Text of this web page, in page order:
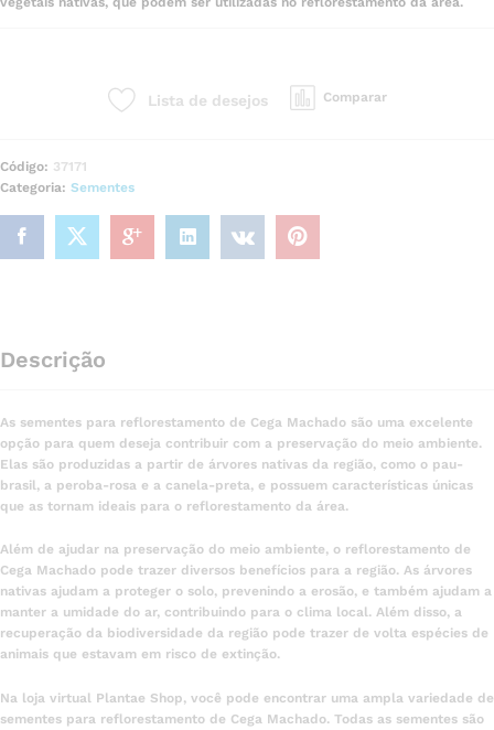
Lista de desejos Comparar
Código: 37171
Categoria: Sementes
Descrição
As sementes para reflorestamento de Cega Machado são uma excelente
opção para quem deseja contribuir com a preservação do meio ambiente.
Elas são produzidas a partir de árvores nativas da região, como o pau-
brasil, a peroba-rosa e a canela-preta, e possuem características únicas
que as tornam ideais para o reflorestamento da área.
Além de ajudar na preservação do meio ambiente, o reflorestamento de
Cega Machado pode trazer diversos benefícios para a região. As árvores
nativas ajudam a proteger o solo, prevenindo a erosão, e também ajudam a
manter a umidade do ar, contribuindo para o clima local. Além disso, a
recuperação da biodiversidade da região pode trazer de volta espécies de
animais que estavam em risco de extinção.
Na loja virtual Plantae Shop, você pode encontrar uma ampla variedade de
sementes para reflorestamento de Cega Machado. Todas as sementes são